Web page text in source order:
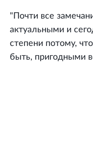
"Почти все
актуальными и
степени потому,
быть, пригодными